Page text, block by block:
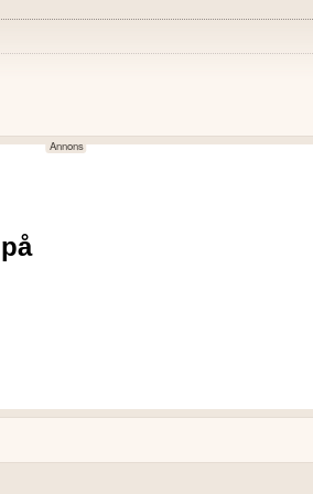
Nettoresultatet för Q2 2026
Antalet passagerare
Omsättningen från